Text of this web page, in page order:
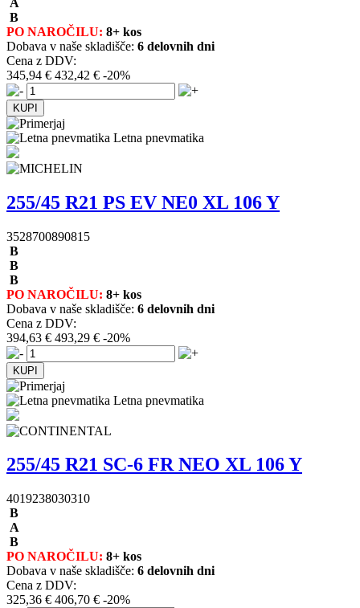
B
PO NAROČILU: 8+ kos
Dobava v naše skladišče: 6 delovnih dni
Cena z DDV:
345,94 € 432,42 € -20%
Letna pnevmatika
255/45 R21 PS EV NE0 XL 106 Y
3528700890815
B
B
B
PO NAROČILU: 8+ kos
Dobava v naše skladišče: 6 delovnih dni
Cena z DDV:
394,63 € 493,29 € -20%
Letna pnevmatika
255/45 R21 SC-6 FR NEO XL 106 Y
4019238030310
B
A
B
PO NAROČILU: 8+ kos
Dobava v naše skladišče: 6 delovnih dni
Cena z DDV:
325,36 € 406,70 € -20%